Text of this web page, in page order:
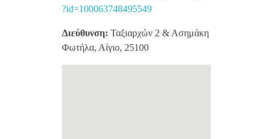
?id=100063748495549
Διεύθυνση: Ταξιαρχών 2 & Ασημάκη
Φωτήλα, Αίγιο, 25100